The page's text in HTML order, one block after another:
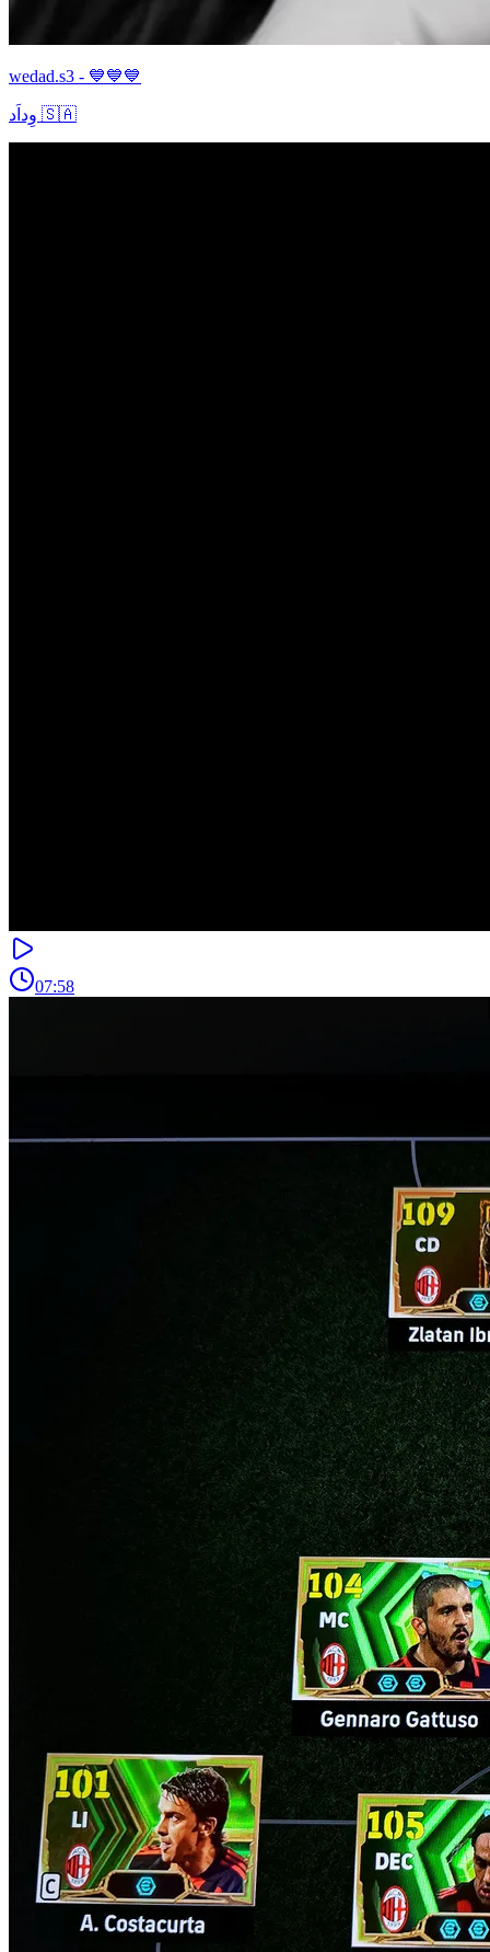
wedad.s3 - 💙💙💙
وِداَد 🇸🇦
07:58